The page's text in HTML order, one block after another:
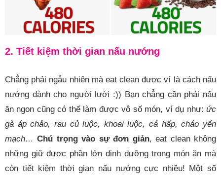
2. Tiết kiệm thời gian nấu nướng
Chẳng phải ngẫu nhiên mà eat clean được ví là cách nấu
nướng dành cho người lười :)) Bạn chẳng cần phải nấu
ăn ngon cũng có thể làm được vô số món, ví dụ như: ức
gà áp chảo, rau củ luộc, khoai luộc, cá hấp, cháo yến
mạch… Chú trọng vào sự đơn giản, eat clean không
những giữ được phần lớn dinh dưỡng trong món ăn mà
còn tiết kiệm thời gian nấu nướng cực nhiều! Một số